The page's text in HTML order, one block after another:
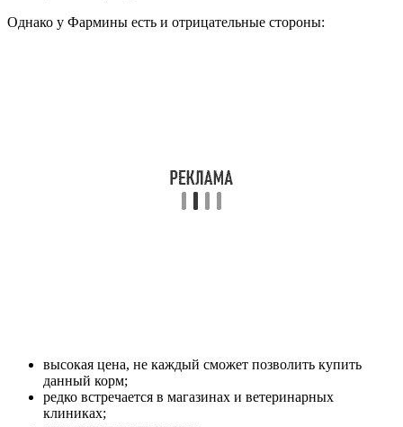
Однако у Фармины есть и отрицательные стороны:
высокая цена, не каждый сможет позволить купить
данный корм;
редко встречается в магазинах и ветеринарных
клиниках;